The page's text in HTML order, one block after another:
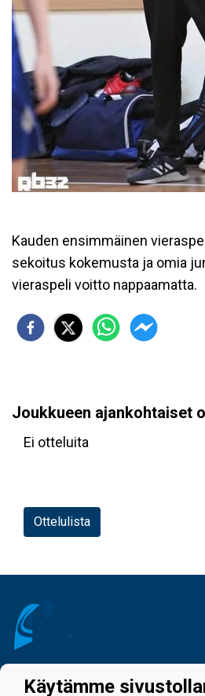
Kauden ensimmäinen
sekoitus kokemusta ja omia
vieraspeli voitto nappaamatta.
Joukkueen ajankohtaiset
Ei otteluita
Ottelulista
Tietosuojaseloste
Käytämme